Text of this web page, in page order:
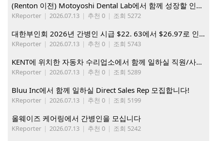
(Renton 이전) Motoyoshi Dental Lab에서 함께 성장할 인재를 모십니다.
KReporter | 2026.07.13 | 추천 0 | 조회 5272
대한부인회 2026년 간병인 시급 $22. 63에서 $26.97로 인상. 지금 간병인들을 모집합니다
KReporter | 2026.07.13 | 추천 0 | 조회 5743
KENT에 위치한 자동차 수리업소에서 함께 일하실 직원/사무직원 구합니다.
KReporter | 2026.07.13 | 추천 0 | 조회 5289
Bluu Inc에서 함께 일하실 Direct Sales Rep 모집합니다!
KReporter | 2026.07.13 | 추천 0 | 조회 5199
올웨이즈 케어링에서 간병인을 모십니다
KReporter | 2026.07.13 | 추천 0 | 조회 5242